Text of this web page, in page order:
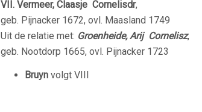
VII. Vermeer, Claasje Cornelisdr,
geb. Pijnacker 1672, ovl. Maasland 1749
Uit de relatie met: Groenheide, Arij Cornelisz,
geb. Nootdorp 1665, ovl. Pijnacker 1723
Bruyn volgt VIII